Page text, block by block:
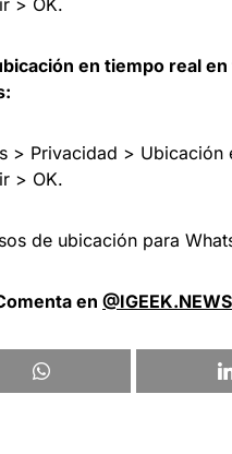
> OK.
en tiempo real
> Privacidad > Ubicación
> OK.
de ubicación para
en @IGEEK.NEWS